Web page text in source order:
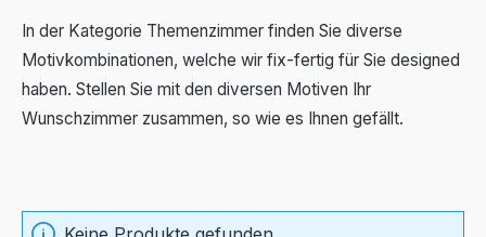
In der Kategorie Themenzimmer finden Sie diverse
Motivkombinationen, welche wir fix-fertig für Sie designed
haben. Stellen Sie mit den diversen Motiven Ihr
Wunschzimmer zusammen, so wie es Ihnen gefällt.